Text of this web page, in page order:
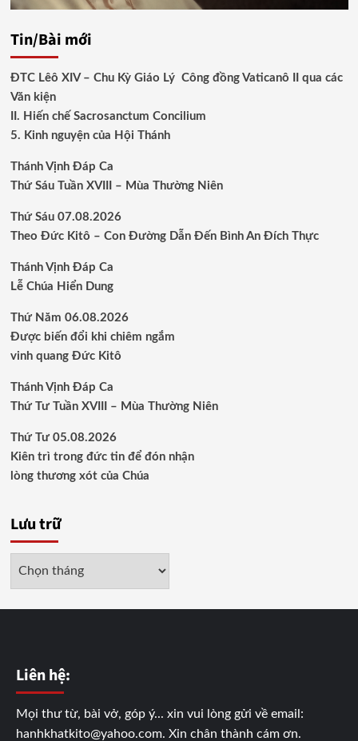
Tin/Bài mới
ĐTC Lêô XIV – Chu Kỳ Giáo Lý Công đồng Vaticanô II qua các
Văn kiện
II. Hiến chế Sacrosanctum Concilium
5. Kinh nguyện của Hội Thánh
Thánh Vịnh Đáp Ca
Thứ Sáu Tuần XVIII – Mùa Thường Niên
Thứ Sáu 07.08.2026
Theo Đức Kitô – Con Đường Dẫn Đến Bình An Đích Thực
Thánh Vịnh Đáp Ca
Lễ Chúa Hiển Dung
Thứ Năm 06.08.2026
Được biến đổi khi chiêm ngắm
vinh quang Đức Kitô
Thánh Vịnh Đáp Ca
Thứ Tư Tuần XVIII – Mùa Thường Niên
Thứ Tư 05.08.2026
Kiên trì trong đức tin để đón nhận
lòng thương xót của Chúa
Lưu trữ
Liên hệ:
Mọi thư từ, bài vở, góp ý... xin vui lòng gửi về email:
hanhkhatkito@yahoo.com. Xin chân thành cám ơn.